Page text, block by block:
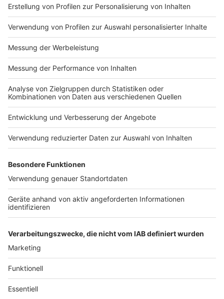
Küche im Radio. Starkoch Nelson Müller lädt uns
exklusiv in seinen Kitchen Club ein. Ab sofort versorgt
er uns täglich mit raffinierten Rezepten zum
uns mit in seine Küche und weiht uns in die
Geheimnisse eines bekannten Profikochs ein. Der
Kitchen Club by Nelson Müller ist etwas für alle
Gourmets und Gourmüsen. Für alle von euch, die
wissen, dass Kardamom ein Gewürz ist und kein
Ersatzteil fürs Auto. Das ist "Foodtainment" der
Extraklasse. Feinste Küche, die man überall genießen
kann. Serviert in eurem Lieblingsradio. Bon Appetit -
oder wie Nelson es sagt: "Macht nix, wenn's
schmeckt!"
Nelson Müller live erleben? Hier gibt es
Terminen
Anzeige